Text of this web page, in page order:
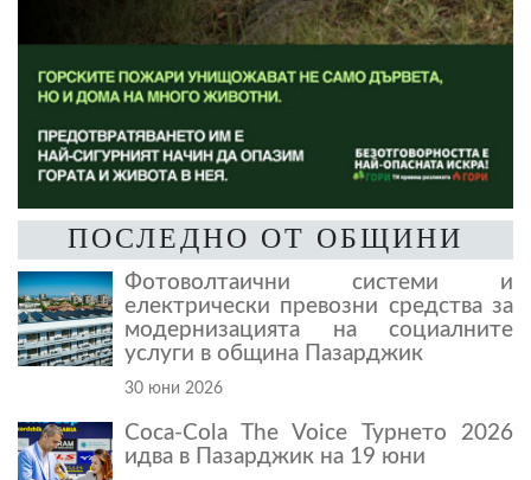
ПОСЛЕДНО ОТ ОБЩИНИ
Фотоволтаични системи и
електрически превозни средства за
модернизацията на социалните
услуги в община Пазарджик
30 юни 2026
Coca-Cola The Voice Турнето 2026
идва в Пазарджик на 19 юни